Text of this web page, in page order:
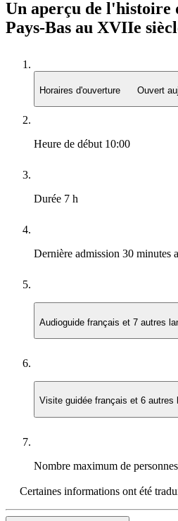
Un aperçu de l'histoire
Pays-Bas au XVIIe
Horaires d'ouverture Ouvert
Heure de début 10:00
Durée 7 h
Dernière admission 30 minutes
Audioguide français et 7 autres
Visite guidée français et 6 autres
Nombre maximum de
Certaines informations ont été